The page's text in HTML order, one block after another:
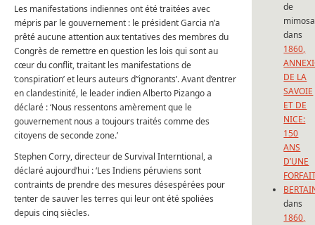
Les manifestations indiennes ont été traitées avec
mépris par le gouvernement : le président Garcia n’a
prêté aucune attention aux tentatives des membres du
Congrès de remettre en question les lois qui sont au
cœur du conflit, traitant les manifestations de
‘conspiration’ et leurs auteurs d’‘ignorants’. Avant d’entrer
en clandestinité, le leader indien Alberto Pizango a
déclaré : ‘Nous ressentons amèrement que le
gouvernement nous a toujours traités comme des
citoyens de seconde zone.’
Stephen Corry, directeur de Survival Interntional, a
déclaré aujourd’hui : ‘Les Indiens péruviens sont
contraints de prendre des mesures désespérées pour
tenter de sauver les terres qui leur ont été spoliées
depuis cinq siècles.
de
mimosa
dans
1860,
DE LA
SAVOIE
ET DE
NICE:
150
ANS
D’UNE
dans
1860,